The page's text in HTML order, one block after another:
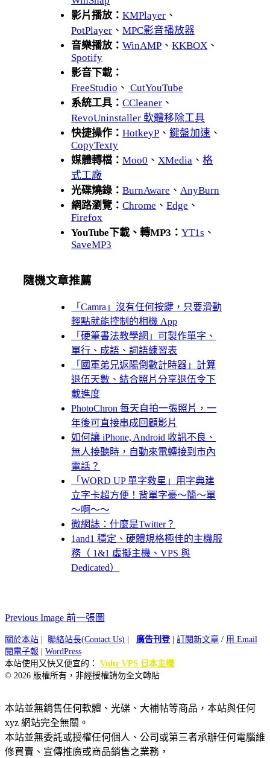
影片播放：KMPlayer 、
PotPlayer 、MPC影音播放器
音樂播放：WinAMP 、KKBOX 、
Spotify
影音下載：
FreeStudio 、 CutYouTube
系統工具：CCleaner 、
RevoUninstaller 軟體移除工具
快捷操作：HotkeyP 、鍵盤加速 、
CopyTexty
媒體轉檔：Moo0 、 XMedia 、格
式工廠
光碟燒錄：BurnAware 、 AnyBurn
網路瀏覽：Chrome 、Edge 、
Firefox
YouTube下載、轉MP3：YT1s 、
SaveMP3
隨機文章推薦
「Camra」沒有任何按鍵，只要滑動
輕點就能控制的相機 App
「硬筆書法教學網」可製作單字、
單行、成語、詞語練習表
「國軍弟兄返陽倒數計時器」計算
退伍天數、結合照片分享退伍令下
載進度
PhotoChron 每天自拍一張照片，一
年後可直接串成回顧影片
如何讓 iPhone, Android 收訊不良、
無人接聽時，自動來電轉接到市內
電話？
「WORD UP 單字救星」用字典建
立字卡超方便！背單字豪～簡～單
～啊～～
微網誌：什麼是Twitter？
1and1 穩定、硬體規格極佳的主機服
務（ 1&1 虛擬主機、VPS 與
Dedicated）
Previous Image 前一張圖
關於本站 聯絡站長(Contact Us) 廣告刊登| 訂閱新文章 / 用 Email
閱電子報
WordPress
本站使用又快又便宜的： Vultr VPS 日本主機
© 2026 版權所有，非經授權請勿全文轉貼
本站並無銷售任何軟體、光碟、大補帖等商品，本站與任何
xyz 網站完全無關。
本站並無委託或授權任何個人、公司或第三者承辦任何電腦維
修買賣、宣傳推廣或商品銷售之業務，